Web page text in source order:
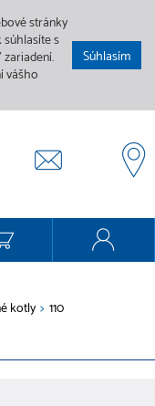
stránky
s
vášho
Súhlasím
kotly > 110